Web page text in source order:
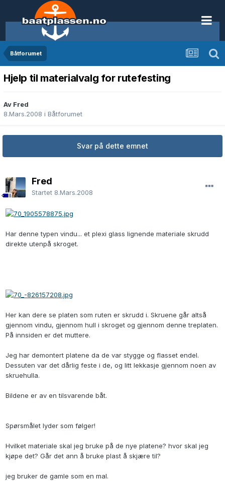
Båtforumet
Hjelp til materialvalg for rutefesting
Av Fred
8.Mars.2008 i Båtforumet
Svar på dette emnet
Fred
Startet 8.Mars.2008
Har denne typen vindu... et plexi glass lignende materiale skrudd
direkte utenpå skroget.
Her kan dere se platen som ruten er skrudd i. Skruene går altså
gjennom vindu, gjennom hull i skroget og gjennom denne treplaten.
På innsiden er det muttere.
Jeg har demontert platene da de var stygge og flasset endel.
Dessuten var det dårlig feste i de, og litt lekkasje gjennom noen av
skruehulla.
Bildene er av en tilsvarende båt.
Spørsmålet lyder som følger!
Hvilket materiale skal jeg bruke på de nye platene? hvor skal jeg
kjøpe det? Går det ann å bruke plast å skjære til?
jeg bruker de gamle som en mal.